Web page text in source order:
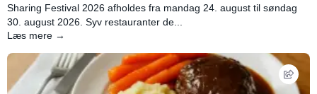
Sharing Festival 2026 afholdes fra mandag 24. august til søndag
30. august 2026. Syv restauranter de...
Læs mere →